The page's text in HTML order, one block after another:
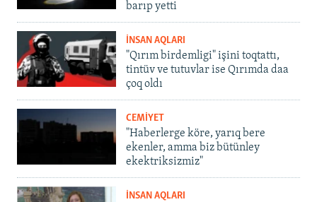
barıp yetti
İNSAN AQLARI
"Qırım birdemligi" işini toqtattı,
tintüv ve tutuvlar ise Qırımda daa
çoq oldı
CEMİYET
"Haberlerge köre, yarıq bere
ekenler, amma biz bütünley
ekektriksizmiz"
İNSAN AQLARI